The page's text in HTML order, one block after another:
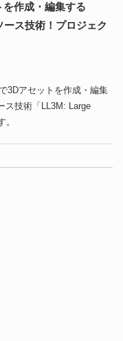
作成・編集する
ス技術！プロジェク
3Dアセットを作成・編集
ス技術「LL3M: Large